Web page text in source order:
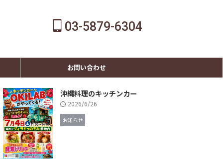
03-5879-6304
お問い合わせ
沖縄料理のキッチンカー
2026/6/26
お知らせ